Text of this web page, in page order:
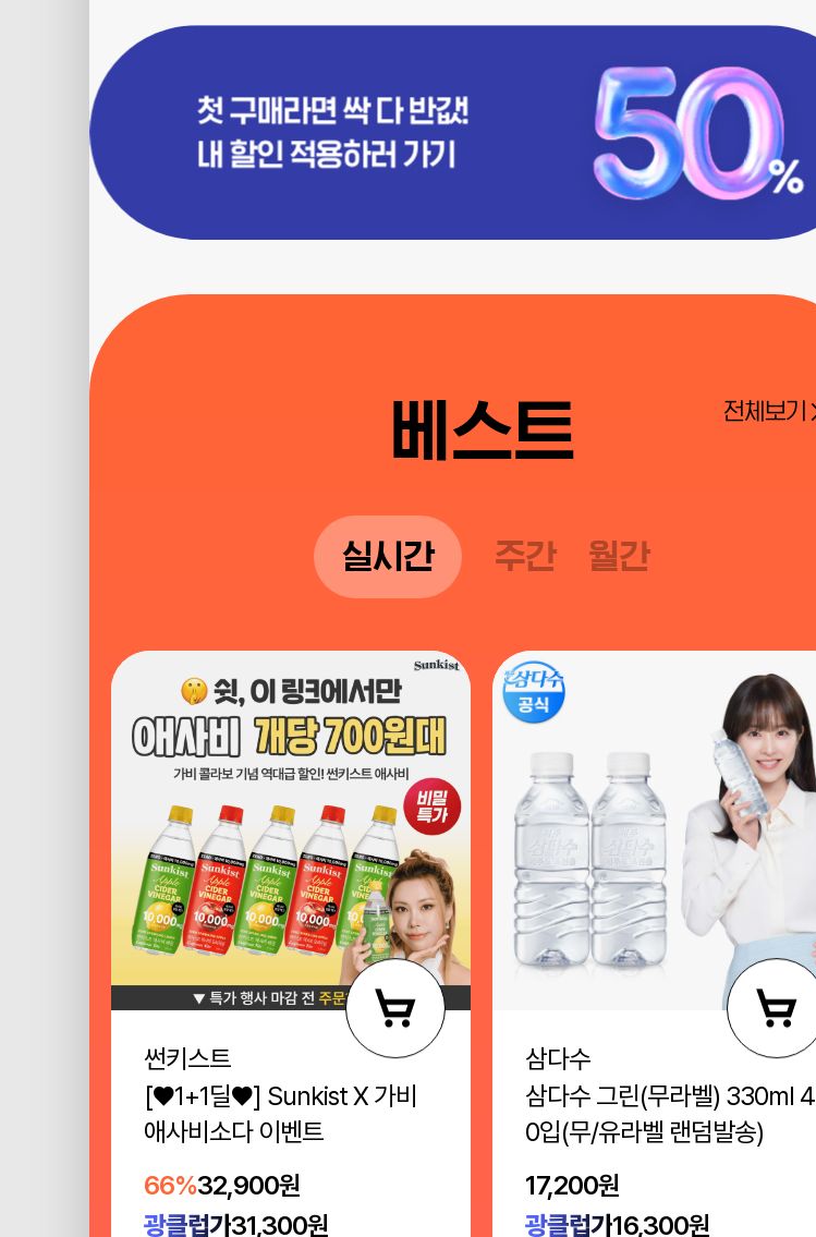
베스트 전체보기
실시간 주간 월간
썬키스트
[♥1+1딜♥] Sunkist X 가비
애사비소다 이벤트
66%32,900원
광클럽가31,300원
삼다수
삼다수 그린(무라벨) 330ml 4
0입(무/유라벨 랜덤발송)
17,200원
광클럽가16,300원